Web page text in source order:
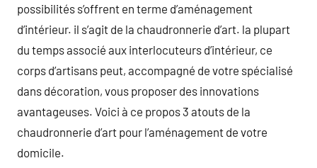
possibilités s’offrent en terme d’aménagement
d’intérieur. il s’agit de la chaudronnerie d’art. la plupart
du temps associé aux interlocuteurs d’intérieur, ce
corps d’artisans peut, accompagné de votre spécialisé
dans décoration, vous proposer des innovations
avantageuses. Voici à ce propos 3 atouts de la
chaudronnerie d’art pour l’aménagement de votre
domicile.